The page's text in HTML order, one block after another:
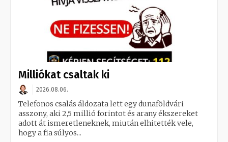
Milliókat csaltak ki
2026.08.06.
Telefonos csalás áldozata lett egy dunaföldvári
asszony, aki 2,5 millió forintot és arany ékszereket
adott át ismeretleneknek, miután elhitették vele,
hogy a fia súlyos...